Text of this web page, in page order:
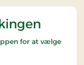
for at vælge